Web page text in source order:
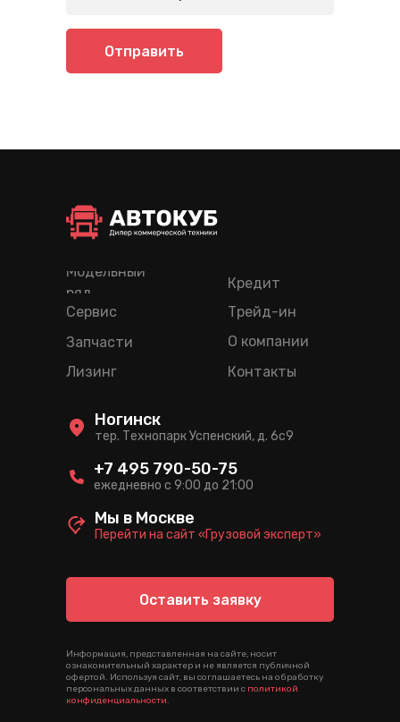
Отправить
Лизинг
Кредит
Трейд-ин
Модельный
ряд
Сервис
Запчасти
О компании
Контакты
Оставить заявку
Информация, представленная на сайте, носит
ознакомительный характер и не является публичной
офертой. Используя сайт, вы соглашаетесь на обработку
персональных данных в соответствии с политикой
конфиденциальности.
тер. Технопарк Успенский, д. 6c9
Ногинск
ежедневно с 9:00 до 21:00
+7 495 790-50-75
Перейти на сайт «Грузовой эксперт»
Мы в Москве